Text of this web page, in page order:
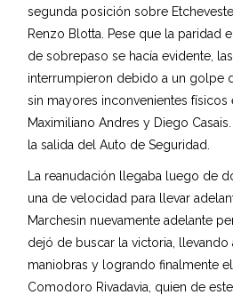
segunda posición sobre
Renzo Blotta. Pese que la paridad
de sobrepaso se hacía evidente,
interrumpieron debido a un golpe
sin mayores inconvenientes físicos
Maximiliano Andres y Diego
la salida del Auto de Seguridad.
La reanudación llegaba luego de
una de velocidad para llevar
Marchesin nuevamente adelante
dejó de buscar la victoria, llevando
maniobras y logrando finalmente
Comodoro Rivadavia, quien de